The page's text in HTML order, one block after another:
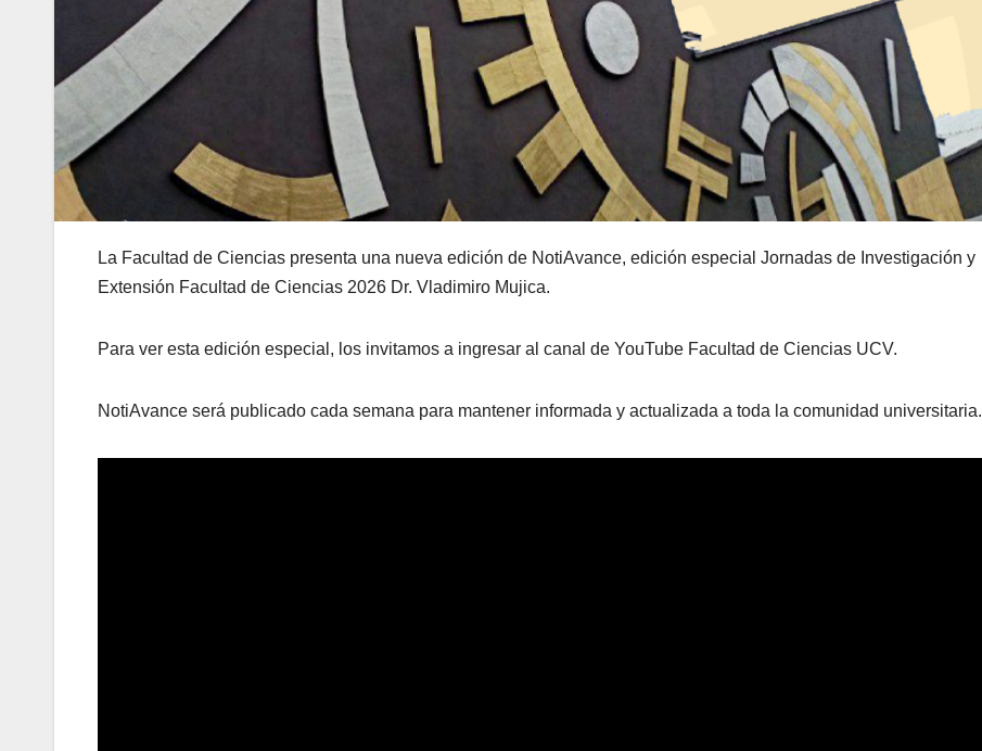
La Facultad de Ciencias presenta una nueva edición de NotiAvance, edición especial Jornadas de Investigación y
Extensión Facultad de Ciencias 2026 Dr. Vladimiro Mujica.
Para ver esta edición especial, los invitamos a ingresar al canal de YouTube Facultad de Ciencias UCV.
NotiAvance será publicado cada semana para mantener informada y actualizada a toda la comunidad universitaria.